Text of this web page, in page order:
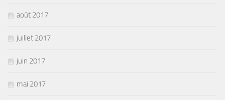
août 2017
juillet 2017
juin 2017
mai 2017